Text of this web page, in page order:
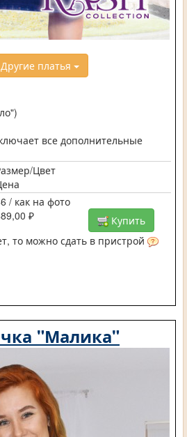
Другие платья
все дополнительные
Цвет
/ как на фото
₽
Купить
то можно сдать в пристрой
"Малика"